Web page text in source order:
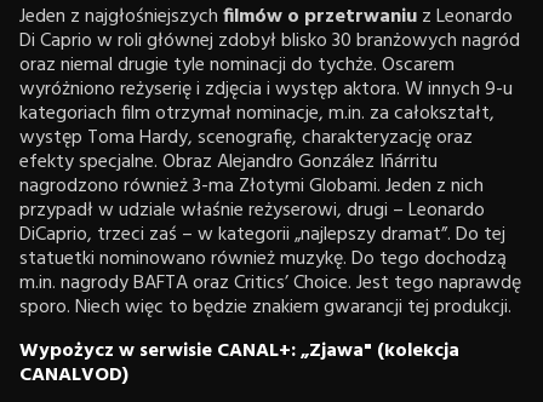
Jeden z najgłośniejszychfilmów o przetrwaniuz Leonardo
Di Caprio w roli głównej zdobył blisko 30 branżowych nagród
oraz niemal drugie tyle nominacji do tychże. Oscarem
wyróżniono reżyserię i zdjęcia i występ aktora. W innych 9-u
kategoriach film otrzymał nominacje, m.in. za całokształt,
występ Toma Hardy, scenografię, charakteryzację oraz
efekty specjalne. Obraz Alejandro González Iñárritu
nagrodzono również 3-ma Złotymi Globami. Jeden z nich
przypadł w udziale właśnie reżyserowi, drugi – Leonardo
DiCaprio, trzeci zaś – w kategorii „najlepszy dramat”. Do tej
statuetki nominowano również muzykę. Do tego dochodzą
m.in. nagrody BAFTA oraz Critics’ Choice. Jest tego naprawdę
sporo. Niech więc to będzie znakiem gwarancji tej produkcji.
Wypożycz w serwisie CANAL+: „Zjawa" (kolekcja
CANALVOD)